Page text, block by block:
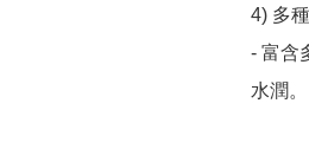
4) 多
- 富含
水潤。